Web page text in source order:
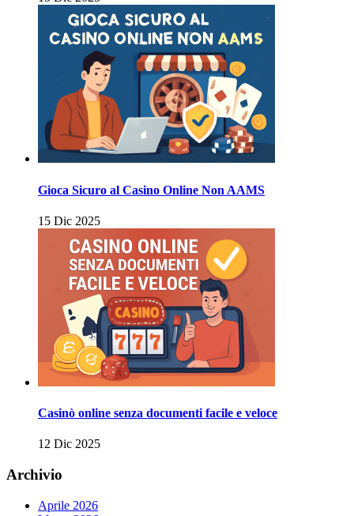
Gioca Sicuro al Casino Online Non AAMS
15 Dic 2025
Casinò online senza documenti facile e veloce
12 Dic 2025
Archivio
Aprile 2026